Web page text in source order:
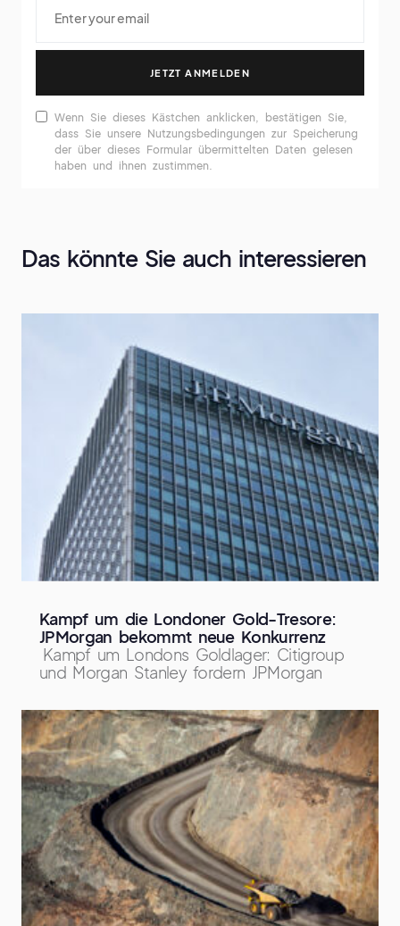
JETZT ANMELDEN
Wenn Sie dieses Kästchen anklicken, bestätigen Sie,
dass Sie unsere Nutzungsbedingungen zur Speicherung
der über dieses Formular übermittelten Daten gelesen
haben und ihnen zustimmen.
Das könnte Sie auch interessieren
Kampf um die Londoner Gold-Tresore:
JPMorgan bekommt neue Konkurrenz
Kampf um Londons Goldlager: Citigroup
und Morgan Stanley fordern JPMorgan